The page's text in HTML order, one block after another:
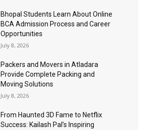
Bhopal Students Learn About Online
BCA Admission Process and Career
Opportunities
July 8, 2026
Packers and Movers in Atladara
Provide Complete Packing and
Moving Solutions
July 8, 2026
From Haunted 3D Fame to Netflix
Success: Kailash Pal’s Inspiring